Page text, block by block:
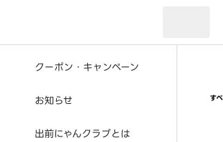
クーポン・キャンペーン
お知らせ
出前にゃんクラブとは
す